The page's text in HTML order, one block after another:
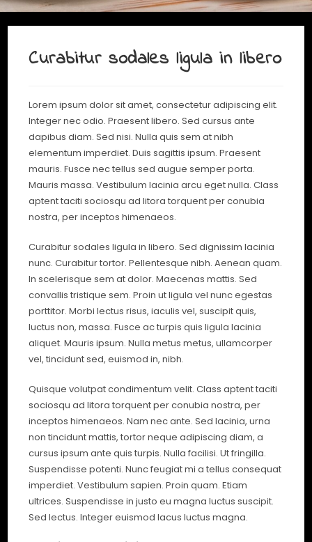
Curabitur sodales ligula in libero
Lorem ipsum dolor sit amet, consectetur adipiscing elit.
Integer nec odio. Praesent libero. Sed cursus ante
dapibus diam. Sed nisi. Nulla quis sem at nibh
elementum imperdiet. Duis sagittis ipsum. Praesent
mauris. Fusce nec tellus sed augue semper porta.
Mauris massa. Vestibulum lacinia arcu eget nulla. Class
aptent taciti sociosqu ad litora torquent per conubia
nostra, per inceptos himenaeos.
Curabitur sodales ligula in libero. Sed dignissim lacinia
nunc. Curabitur tortor. Pellentesque nibh. Aenean quam.
In scelerisque sem at dolor. Maecenas mattis. Sed
convallis tristique sem. Proin ut ligula vel nunc egestas
porttitor. Morbi lectus risus, iaculis vel, suscipit quis,
luctus non, massa. Fusce ac turpis quis ligula lacinia
aliquet. Mauris ipsum. Nulla metus metus, ullamcorper
vel, tincidunt sed, euismod in, nibh.
Quisque volutpat condimentum velit. Class aptent taciti
sociosqu ad litora torquent per conubia nostra, per
inceptos himenaeos. Nam nec ante. Sed lacinia, urna
non tincidunt mattis, tortor neque adipiscing diam, a
cursus ipsum ante quis turpis. Nulla facilisi. Ut fringilla.
Suspendisse potenti. Nunc feugiat mi a tellus consequat
imperdiet. Vestibulum sapien. Proin quam. Etiam
ultrices. Suspendisse in justo eu magna luctus suscipit.
Sed lectus. Integer euismod lacus luctus magna.